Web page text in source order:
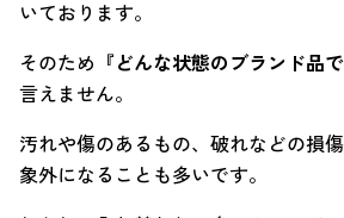
いております。
そのため 『どんな状態のブランド品
言えません。
汚れや傷のあるもの、破れなどの損
象外になることも多いです。